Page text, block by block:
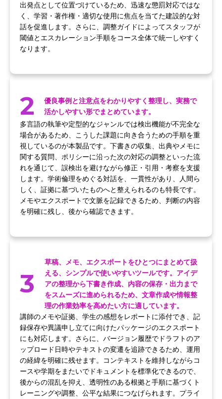
出発点として位置づけているため、迅速な懲罰対応ではな
く、学習・著作権・適切な使用に焦点を当てた建設的な対
話を促進します。さらに、調整ガイドによってスタッフが
閾値とエスカレーション手順をコース全体で統一しやすく
なります。
2
優良事例と注意点をわかりやすく整理し、実務で
活かしやすい形でまとめています。
多言語の執筆や定型的なジャンルでは検出機能が不完全な
場合があるため、こうした課題に向き合うための手順を重
視しているのが本製品です。下書きの収集、出典やメモに
関する質問、ポリシーに沿った次の対応の調整といった流
れを通じて、誤検出を避けながら修正・引用・考察を支援
します。学術倫理をめぐる対話を、一貫性があり、人間ら
しく、証拠に基づいたものへと整えられるのも特長です。
メモやエクスポートで文脈を記録できるため、判断の内容
を明確に残し、後から確認できます。
3
草稿、メモ、エクスポートをひとつにまとめて扱
える、シンプルで使いやすいツールです。アイデ
アの整理から下書き作成、内容の保存・出力まで
をスムーズに進められるため、文章作成や情報整
理の作業効率を高めたい方に適しています。
講師のメモや証拠、学生の感想をレポートに添付でき、記
録保存や異議申し立てに向けたパッケージのエクスポート
にも対応します。さらに、バージョン履歴でドラフトのア
ップロード日時やテキストの変遷を追跡できるため、運用
の経緯を明確に残せます。コンテキストを維持しながらコ
ースや学期をまたいでドキュメントを標準化できるので、
後からの混乱を抑え、透明性のある根拠と手順に基づくト
レーニングや調整、公平な結果につなげられます。プライ